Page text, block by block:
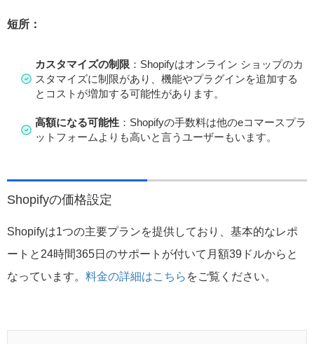
短所：
カスタマイズの制限 ：Shopifyはオンライン ショップのカ
スタマイズに制限があり、機能やプラグインを追加する
とコストが増加する可能性があります。
高額になる可能性 ：Shopifyの手数料は他のeコマースプラ
ットフォームよりも高いと言うユーザーもいます。
Shopifyの価格設定
Shopifyは1つの主要プランを提供しており、基本的なレポ
ートと24時間365日のサポートが付いて月額39ドルからと
なっています。 料金の詳細はこちら をご覧ください。